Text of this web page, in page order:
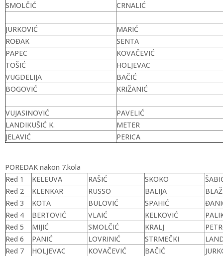
SMOLČIĆ
CRNALIĆ
JURKOVIĆ
MARIĆ
ROĐAK
SENTA
PAPEC
KOVAČEVIĆ
TOŠIĆ
HOLJEVAC
VUGDELIJA
BAČIĆ
BOGOVIĆ
KRIŽANIĆ
VUJASINOVIĆ
PAVELIĆ
LANDIKUŠIĆ K.
METER
JELAVIĆ
PERICA
POREDAK nakon 7.kola
Red 1
KELEUVA RAŠIĆ SKOKO
Red 2
KLENKAR RUSSO BALIJA
Red 3
KOTA BULOVIĆ SPAHIĆ
Red 4
BERTOVIĆ VLAIĆ KELKOVIĆ
Red 5
MIJIĆ SMOLČIĆ KRALJ
Red 6
PANIĆ LOVRINIĆ STRMEČKI
Red 7
HOLJEVAC KOVAČEVIĆ BAČIĆ